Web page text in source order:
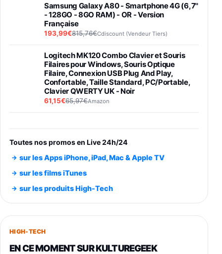
Samsung Galaxy A80 - Smartphone 4G (6,7''
- 128GO - 8GO RAM) - OR - Version
Française
193,99€815,76€Cdiscount (Vendeur Tiers)
Logitech MK120 Combo Clavier et Souris
Filaires pour Windows, Souris Optique
Filaire, Connexion USB Plug And Play,
Confortable, Taille Standard, PC/Portable,
Clavier QWERTY UK - Noir
61,15€65,97€Amazon
entraénement direct 3 vitesses (33-45-78
trs/min) avec pre-ampli intégré et port USB
Smartphone SAMSUNG Galaxy S26 Ultra
891,99€1199€Fnac (Vendeur Tiers)
Smartphone SAMSUNG Galaxy S26+ Violet
749,99€
Toutes nos promos en Live 24h/24
sur les Apps iPhone, iPad, Mac & Apple TV
sur les films iTunes
sur les produits High-Tech
HIGH-TECH
EN CE MOMENT SUR KULTUREGEEK